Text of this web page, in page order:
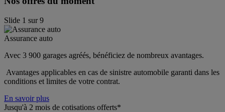
Slide 1 sur9
Assurance auto
Avec 3 900 garages agréés, bénéficiez de nombreux avantages.
Avantages applicables en cas de sinistre automobile garanti dans les
conditions et limites de votre contrat.
En savoir plus
Jusqu'à 2 mois de cotisations offerts*